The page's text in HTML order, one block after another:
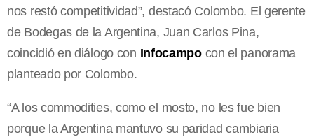
nos restó competitividad”, destacó Colombo. El gerente
de Bodegas de la Argentina, Juan Carlos Pina,
coincidió en diálogo con Infocampo con el panorama
planteado por Colombo.
“A los commodities, como el mosto, no les fue bien
porque la Argentina mantuvo su paridad cambiaria